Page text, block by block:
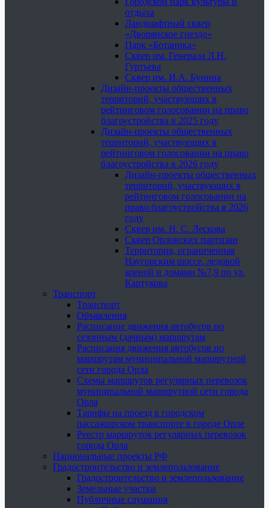
отдыха
Ландшафтный сквер
«Дворянское гнездо»
Парк «Ботаника»
Сквер им. Генерала Л.Н.
Гуртьева
Сквер им. И.А. Бунина
Дизайн-проекты общественных
территорий, участвующих в
рейтинговом голосовании на право
благоустройства в 2025 году
Дизайн-проекты общественных
территорий, участвующих в
рейтинговом голосовании на право
благоустройства в 2026 году
Дизайн-проекты общественных
территорий, участвующих в
рейтинговом голосовании на
право благоустройства в 2026
году
Сквер им. Н. С. Лескова
Сквер Орловских партизан
Территория, ограниченная
Наугорским шоссе, ледовой
ареной и домами №7,9 по ул.
Картукова
Транспорт
Транспорт
Объявления
Расписание движения автобусов по
сезонным (дачным) маршрутам
Расписания движения автобусов по
маршрутам муниципальной маршрутной
сети города Орла
Схемы маршрутов регулярных перевозок
муниципальной маршрутной сети города
Орла
Тарифы на проезд в городском
пассажирском транспорте в городе Орле
Реестр маршрутов регулярных перевозок
города Орла
Национальные проекты РФ
Градостроительство и землепользование
Градостроительство и землепользование
Земельные участки
Публичные слушания